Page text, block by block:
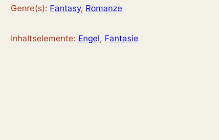
Genre(s): Fantasy, Romanze
Inhaltselemente: Engel, Fantasie